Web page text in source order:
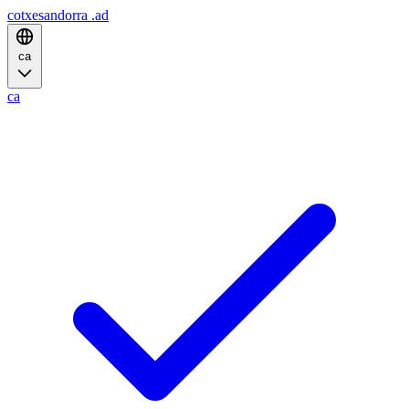
cotxesandorra .ad
ca
ca